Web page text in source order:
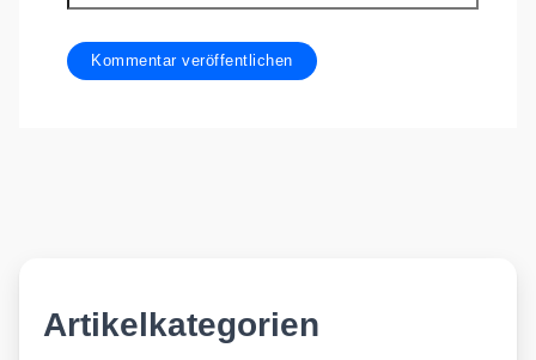
Artikelkategorien